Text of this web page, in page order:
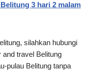
3 hari 2 malam
silahkan hubungi
travel Belitung
pulau Belitung tanpa